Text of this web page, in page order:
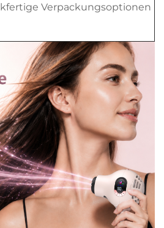
Verpackungsoptionen